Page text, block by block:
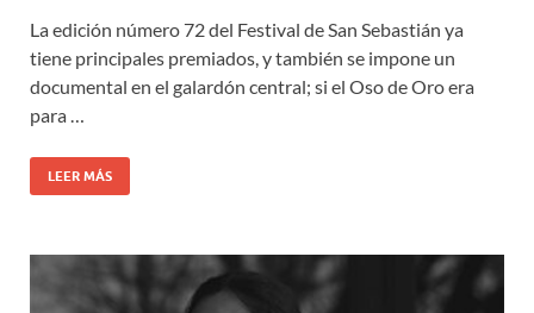
La edición número 72 del Festival de San Sebastián ya
tiene principales premiados, y también se impone un
documental en el galardón central; si el Oso de Oro era
para …
LEER MÁS